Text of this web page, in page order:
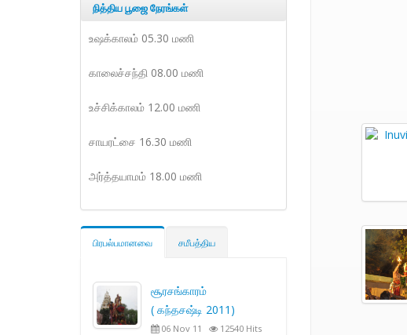
நித்திய பூஜை நேரங்கள்
உஷக்காலம் 05.30 மணி
காலைச்சந்தி 08.00 மணி
உச்சிக்காலம் 12.00 மணி
சாயரட்சை 16.30 மணி
அர்த்தயாமம் 18.00 மணி
பிரபல்பமானவை சமீபத்திய
சூரசங்காரம்
( கந்தசஷ்டி 2011)
06 Nov 11 12540 Hits